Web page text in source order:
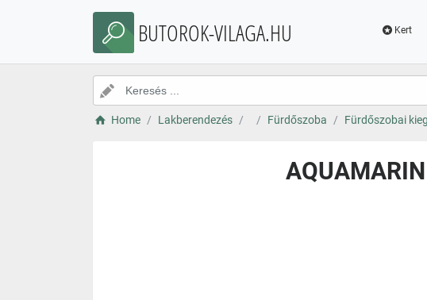
BUTOROK-VILAGA.HU Kert
Home Lakberendezés Fürdőszoba Fürdőszobai